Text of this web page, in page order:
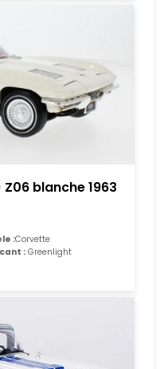
blanche 1963
:Corvette
:Greenlight